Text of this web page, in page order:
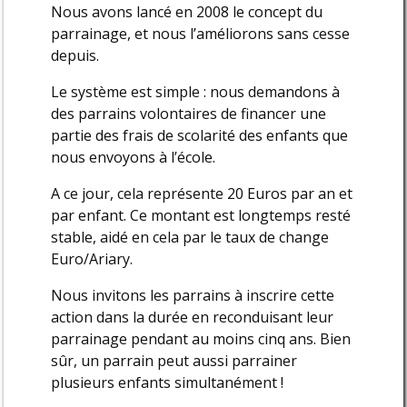
Nous avons lancé en 2008 le concept du
parrainage, et nous l’améliorons sans cesse
depuis.
Le système est simple : nous demandons à
des parrains volontaires de financer une
partie des frais de scolarité des enfants que
nous envoyons à l’école.
A ce jour, cela représente 20 Euros par an et
par enfant. Ce montant est longtemps resté
stable, aidé en cela par le taux de change
Euro/Ariary.
Nous invitons les parrains à inscrire cette
action dans la durée en reconduisant leur
parrainage pendant au moins cinq ans. Bien
sûr, un parrain peut aussi parrainer
plusieurs enfants simultanément !